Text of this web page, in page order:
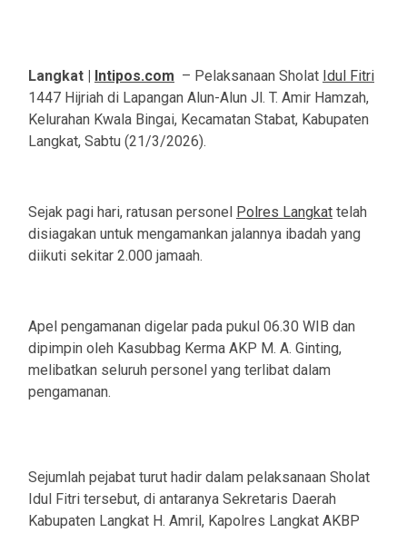
Langkat | Intipos.com – Pelaksanaan Sholat Idul Fitri
1447 Hijriah di Lapangan Alun-Alun Jl. T. Amir Hamzah,
Kelurahan Kwala Bingai, Kecamatan Stabat, Kabupaten
Langkat, Sabtu (21/3/2026).
Sejak pagi hari, ratusan personel Polres Langkat telah
disiagakan untuk mengamankan jalannya ibadah yang
diikuti sekitar 2.000 jamaah.
Apel pengamanan digelar pada pukul 06.30 WIB dan
dipimpin oleh Kasubbag Kerma AKP M. A. Ginting,
melibatkan seluruh personel yang terlibat dalam
pengamanan.
Sejumlah pejabat turut hadir dalam pelaksanaan Sholat
Idul Fitri tersebut, di antaranya Sekretaris Daerah
Kabupaten Langkat H. Amril, Kapolres Langkat AKBP